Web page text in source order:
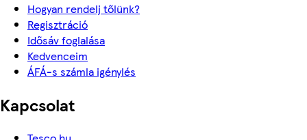
Hogyan rendelj tőlünk?
Regisztráció
Idősáv foglalása
Kedvenceim
ÁFÁ-s számla igénylés
Kapcsolat